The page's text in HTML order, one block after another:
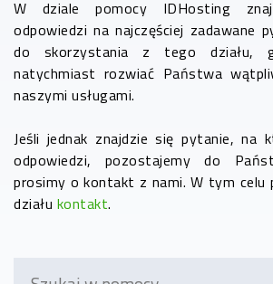
W dziale pomocy IDHosting
odpowiedzi na najczęściej zadawane
do skorzystania z tego działu,
natychmiast rozwiać Państwa
naszymi usługami.
Jeśli jednak znajdzie się pytanie, na
odpowiedzi, pozostajemy do
prosimy o kontakt z nami. W tym celu
działu kontakt.